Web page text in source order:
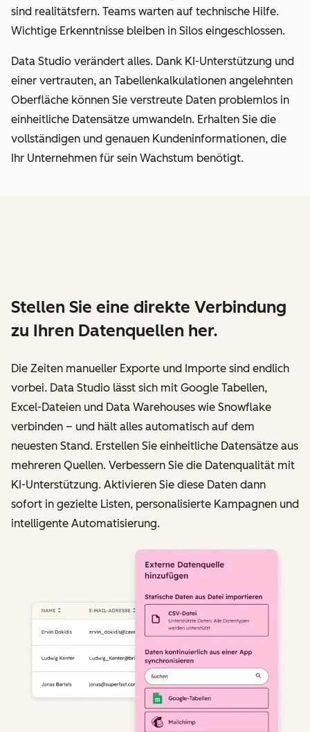
sind realitätsfern. Teams warten auf technische Hilfe.
Wichtige Erkenntnisse bleiben in Silos eingeschlossen.
Data Studio verändert alles. Dank KI-Unterstützung und
einer vertrauten, an Tabellenkalkulationen angelehnten
Oberfläche können Sie verstreute Daten problemlos in
einheitliche Datensätze umwandeln. Erhalten Sie die
vollständigen und genauen Kundeninformationen, die
Ihr Unternehmen für sein Wachstum benötigt.
Stellen Sie eine direkte Verbindung
zu Ihren Datenquellen her.
Die Zeiten manueller Exporte und Importe sind endlich
vorbei. Data Studio lässt sich mit Google Tabellen,
Excel-Dateien und Data Warehouses wie Snowflake
verbinden – und hält alles automatisch auf dem
neuesten Stand. Erstellen Sie einheitliche Datensätze aus
mehreren Quellen. Verbessern Sie die Datenqualität mit
KI-Unterstützung. Aktivieren Sie diese Daten dann
sofort in gezielte Listen, personalisierte Kampagnen und
intelligente Automatisierung.